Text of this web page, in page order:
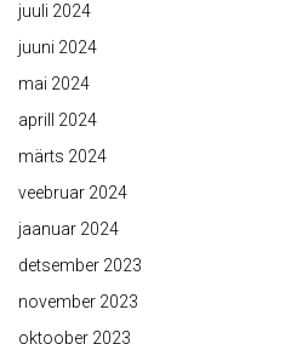
juuli 2024
juuni 2024
mai 2024
aprill 2024
märts 2024
veebruar 2024
jaanuar 2024
detsember 2023
november 2023
oktoober 2023